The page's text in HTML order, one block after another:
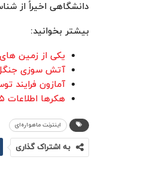
دانشگاهی اخیراً از
بیشتر بخوانید:
یکی از زمین
آتش سوزی
آمازون فرایند
هکرها اطلاعات ۱۵ میلیون اندونزیایی را منتشر کردند
اینترنت ماهواره‌ای
به اشتراک گذاری